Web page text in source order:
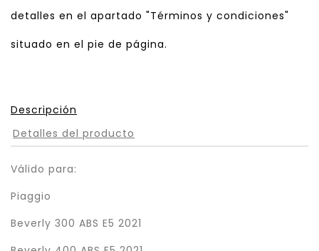
detalles en el apartado "Términos y condiciones"
situado en el pie de página.
Descripción
Detalles del producto
Válido para:
Piaggio
Beverly 300 ABS E5 2021